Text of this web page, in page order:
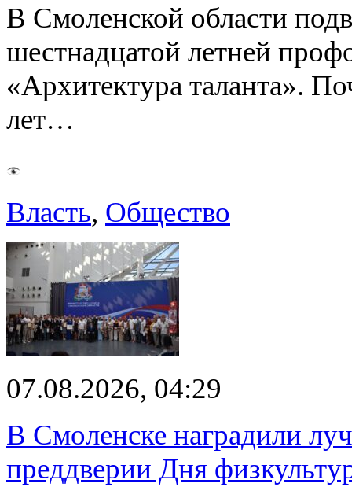
В Смоленской области
шестнадцатой летней
«Архитектура таланта».
лет…
Власть, Общество
07.08.2026, 04:29
В Смоленске наградили
преддверии Дня